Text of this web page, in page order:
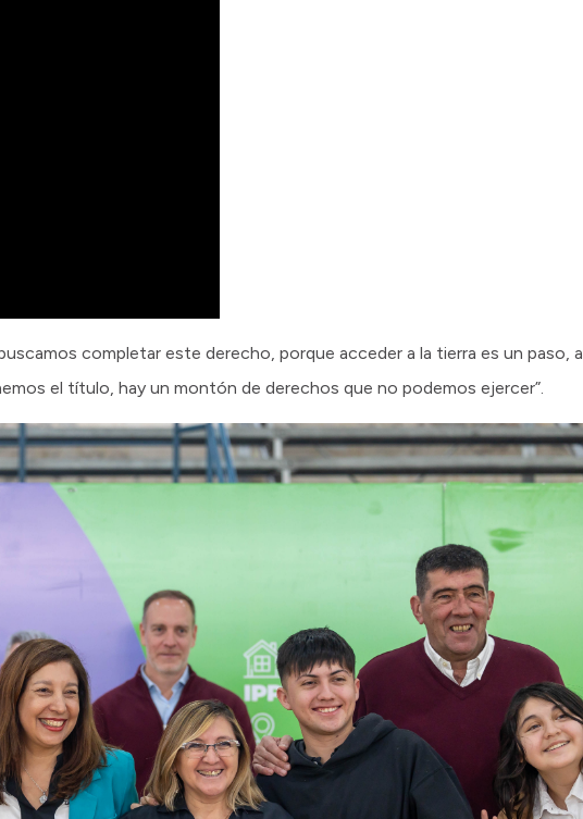
completar este derecho, porque acceder a la tierra es un paso, a
el título, hay un montón de derechos que no podemos ejercer”.